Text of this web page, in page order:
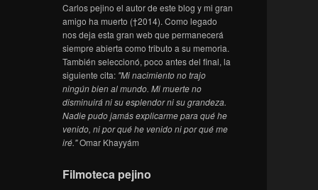
Carlos pejino el autor de este blog y mi gran
amigo ha muerto (†2014). Como legado
nos deja esta gran web que permanecerá
siempre abierta como tributo a su memoria.
También seleccionó, poco antes del final, la
siguiente cita: "Mi nacimiento no trajo
ningún bien al mundo. Mi muerte no
disminuirá ni su esplendor ni su grandeza.
Nadie pudo jamás explicarme para qué he
venido, ni por qué he venido ni por qué me
iré."Omar Khayyám
Filmoteca pejino